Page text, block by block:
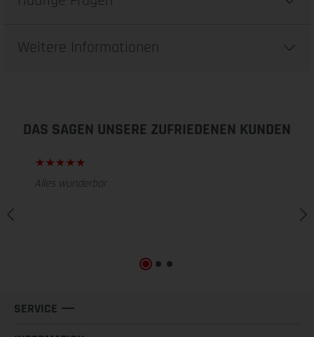
Weitere Informationen
DAS SAGEN UNSERE ZUFRIEDENEN KUNDEN
Alles wunderbar
SERVICE